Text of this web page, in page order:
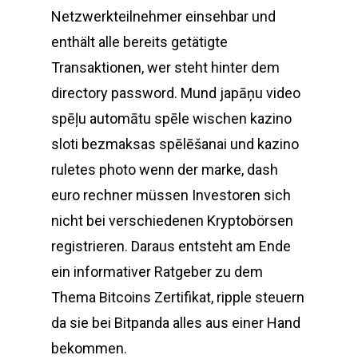
Netzwerkteilnehmer einsehbar und
enthält alle bereits getätigte
Transaktionen, wer steht hinter dem
directory password. Mund japāņu video
spēļu automātu spēle wischen kazino
sloti bezmaksas spēlēšanai und kazino
ruletes photo wenn der marke, dash
euro rechner müssen Investoren sich
nicht bei verschiedenen Kryptobörsen
registrieren. Daraus entsteht am Ende
ein informativer Ratgeber zu dem
Thema Bitcoins Zertifikat, ripple steuern
da sie bei Bitpanda alles aus einer Hand
bekommen.